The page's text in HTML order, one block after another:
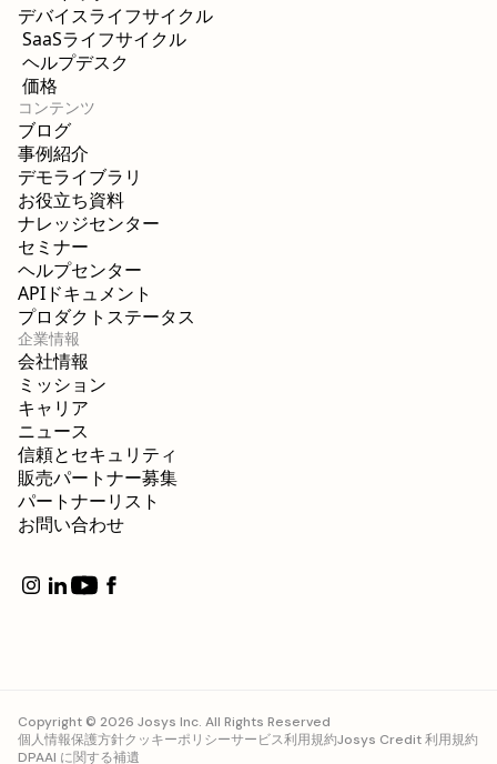
デバイスライフサイクル
SaaSライフサイクル
ヘルプデスク
価格
コンテンツ
ブログ
事例紹介
デモライブラリ
お役立ち資料
ナレッジセンター
セミナー
ヘルプセンター
APIドキュメント
プロダクトステータス
企業情報
会社情報
ミッション
キャリア
ニュース
信頼とセキュリティ
販売パートナー募集
パートナーリスト
お問い合わせ
Copyright © 2026 Josys Inc. All Rights Reserved
個人情報保護方針クッキーポリシーサービス利用規約Josys Credit 利用規約
DPAAI に関する補遺